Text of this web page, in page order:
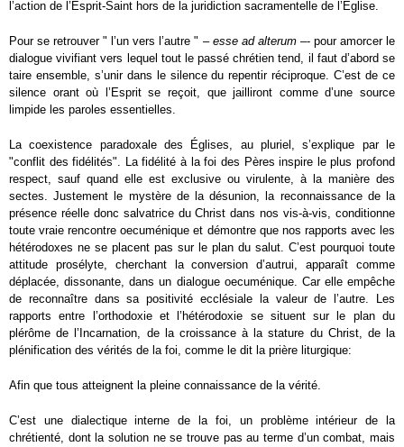
l’action de l’Esprit-Saint hors de la juridiction sacramentelle de l’Église.
Pour se retrouver " l’un vers l’autre " – esse ad alterum–- pour amorcer le
dialogue vivifiant vers lequel tout le passé chrétien tend, il faut d’abord se
taire ensemble, s’unir dans le silence du repentir réciproque. C’est de ce
silence orant où l’Esprit se reçoit, que jailliront comme d’une source
limpide les paroles essentielles.
La coexistence paradoxale des Églises, au pluriel, s’explique par le
"conflit des fidélités". La fidélité à la foi des Pères inspire le plus profond
respect, sauf quand elle est exclusive ou virulente, à la manière des
sectes. Justement le mystère de la désunion, la reconnaissance de la
présence réelle donc salvatrice du Christ dans nos vis-à-vis, conditionne
toute vraie rencontre oecuménique et démontre que nos rapports avec les
hétérodoxes ne se placent pas sur le plan du salut. C’est pourquoi toute
attitude prosélyte, cherchant la conversion d’autrui, apparaît comme
déplacée, dissonante, dans un dialogue oecuménique. Car elle empêche
de reconnaître dans sa positivité ecclésiale la valeur de l’autre. Les
rapports entre l’orthodoxie et l’hétérodoxie se situent sur le plan du
plérôme de l’Incarnation, de la croissance à la stature du Christ, de la
plénification des vérités de la foi, comme le dit la prière liturgique:
Afin que tous atteignent la pleine connaissance de la vérité.
C’est une dialectique interne de la foi, un problème intérieur de la
chrétienté, dont la solution ne se trouve pas au terme d’un combat, mais